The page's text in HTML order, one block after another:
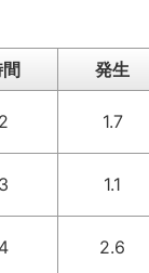
発生
2 1.7
3 1.1
4 2.6